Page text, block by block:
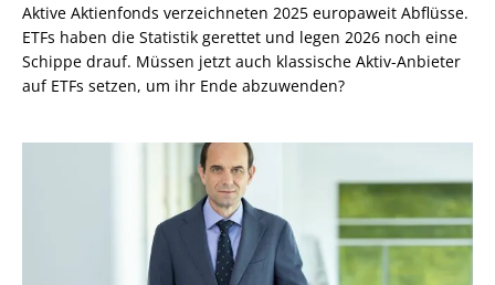
Aktive Aktienfonds verzeichneten 2025 europaweit Abflüsse.
ETFs haben die Statistik gerettet und legen 2026 noch eine
Schippe drauf. Müssen jetzt auch klassische Aktiv-Anbieter
auf ETFs setzen, um ihr Ende abzuwenden?